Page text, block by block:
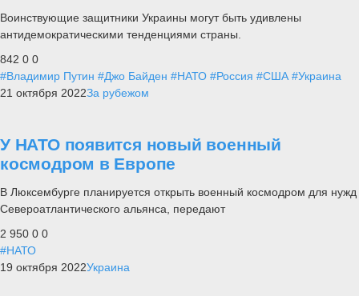
Воинствующие защитники Украины могут быть удивлены
антидемократическими тенденциями страны.
842 0 0
#Владимир Путин #Джо Байден #НАТО #Россия #США #Украина
21 октября 2022За рубежом
У НАТО появится новый военный
космодром в Европе
В Люксембурге планируется открыть военный космодром для нужд
Североатлантического альянса, передают
2 950 0 0
#НАТО
19 октября 2022Украина